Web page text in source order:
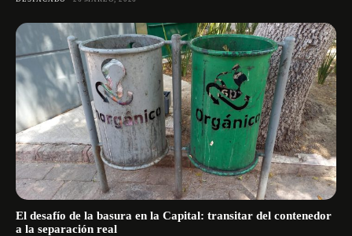
El desafío de la basura en la Capital: transitar del contenedor
a la separación real